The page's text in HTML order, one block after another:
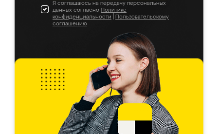
Я соглашаюсь на передачу персональных
данных согласно Политике
конфиденциальности
Пользовательскому
соглашению